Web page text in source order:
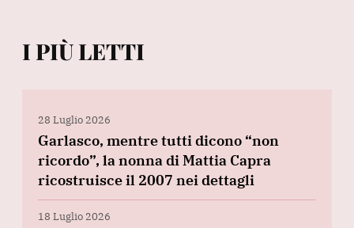
I PIÙ LETTI
28 Luglio 2026
Garlasco, mentre tutti dicono “non
ricordo”, la nonna di Mattia Capra
ricostruisce il 2007 nei dettagli
18 Luglio 2026